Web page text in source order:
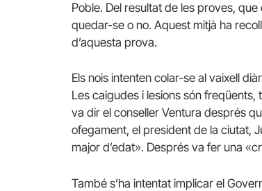
Poble. Del resultat de les proves,
quedar-se o no. Aquest mitjà ha
d’aquesta prova.
Els nois intenten colar-se al vaixell
Les caigudes i lesions són freqüents,
va dir el conseller Ventura després
ofegament, el president de la ciutat,
major d’edat». Després va fer una
També s’ha intentat implicar el